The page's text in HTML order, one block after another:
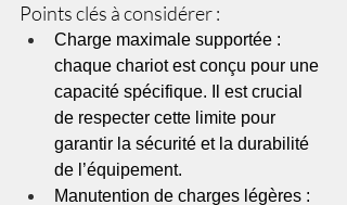
Points clés à considérer :
Charge maximale supportée :
chaque chariot est conçu pour une
capacité spécifique. Il est crucial
de respecter cette limite pour
garantir la sécurité et la durabilité
de l’équipement.
Manutention de charges légères :